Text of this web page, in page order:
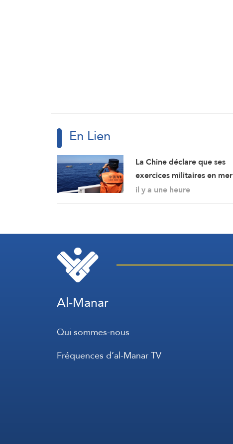
En Lien
La Chine déclare que ses
exercices militaires en mer
de Chine méridionale
il y a une heure
Al-Manar
Qui sommes-nous
Fréquences d’al-Manar TV